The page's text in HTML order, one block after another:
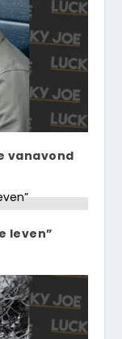
vanavond
leven”